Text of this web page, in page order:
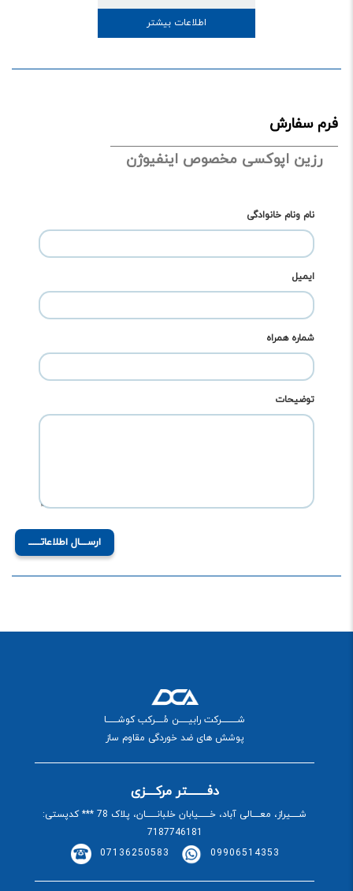
اطلاعات بیشتر
فرم سفارش
رزین اپوکسی مخصوص اینفیوژن
نام ونام خانوادگی
ایمیل
شماره همراه
توضیحات
ارســـال اطلاعاتـــــ
شــــــــــرکت رابیــــــن مُـــــرکب کوشـــــــا
پوشش های ضد خوردگی مقاوم ساز
دفــــــــتر مرکــــزی
شـــــیراز، معـــــالی آباد، خـــــــیابان خلبانـــــــان، پلاک 78 *** کدپستی:
7187746181
07136250583
09906514353